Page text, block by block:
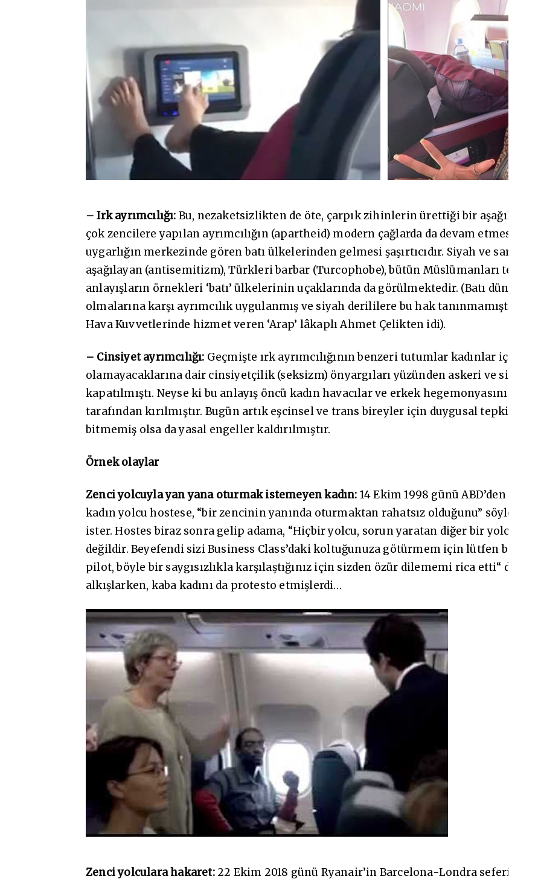
– Irk ayrımcılığı: Bu, nezaketsizlikten de öte, çarpık zihinlerin ürettiği bir aşağılama
çok zencilere yapılan ayrımcılığın (apartheid) modern çağlarda da devam etmesi ve
uygarlığın merkezinde gören batı ülkelerinden gelmesi şaşırtıcıdır. Siyah ve sarı ırkı
aşağılayan (antisemitizm), Türkleri barbar (Turcophobe), bütün Müslümanları
anlayışların örnekleri ‘batı’ ülkelerinin uçaklarında da görülmektedir. (Batı
olmalarına karşı ayrımcılık uygulanmış ve siyah derililere bu hak tanınmamıştı. İlk
Hava Kuvvetlerinde hizmet veren ‘Arap’ lâkaplı Ahmet Çelikten idi).
– Cinsiyet ayrımcılığı: Geçmişte ırk ayrımcılığının benzeri tutumlar kadınlar için de
olamayacaklarına dair cinsiyetçilik (seksizm) önyargıları yüzünden askeri ve sivil
kapatılmıştı. Neyse ki bu anlayış öncü kadın havacılar ve erkek hegemonyasını
tarafından kırılmıştır. Bugün artık eşcinsel ve trans bireyler için duygusal tepkiler
bitmemiş olsa da yasal engeller kaldırılmıştır.
Örnek olaylar
Zenci yolcuyla yan yana oturmak istemeyen kadın: 14 Ekim 1998 günü ABD’den
kadın yolcu hostese, “bir zencinin yanında oturmaktan rahatsız olduğunu”
ister. Hostes biraz sonra gelip adama, “Hiçbir yolcu, sorun yaratan diğer bir yolcunun
değildir. Beyefendi sizi Business Class’daki koltuğunuza götürmem için lütfen
pilot, böyle bir saygısızlıkla karşılaştığınız için sizden özür dilememi rica etti“ der.
alkışlarken, kaba kadını da protesto etmişlerdi…
Zenci yolculara hakaret:22 Ekim 2018 günü Ryanair’in Barcelona-Londra seferinde